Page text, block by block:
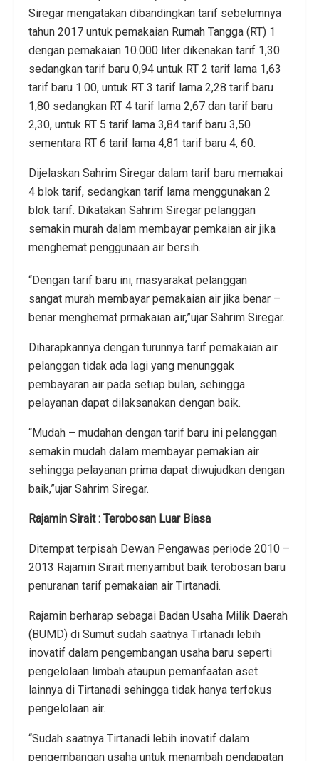
Siregar mengatakan dibandingkan tarif sebelumnya
tahun 2017 untuk pemakaian Rumah Tangga (RT) 1
dengan pemakaian 10.000 liter dikenakan tarif 1,30
sedangkan tarif baru 0,94 untuk RT 2 tarif lama 1,63
tarif baru 1.00, untuk RT 3 tarif lama 2,28 tarif baru
1,80 sedangkan RT 4 tarif lama 2,67 dan tarif baru
2,30, untuk RT 5 tarif lama 3,84 tarif baru 3,50
sementara RT 6 tarif lama 4,81 tarif baru 4, 60.
Dijelaskan Sahrim Siregar dalam tarif baru memakai
4 blok tarif, sedangkan tarif lama menggunakan 2
blok tarif. Dikatakan Sahrim Siregar pelanggan
semakin murah dalam membayar pemkaian air jika
menghemat penggunaan air bersih.
“Dengan tarif baru ini, masyarakat pelanggan
sangat murah membayar pemakaian air jika benar –
benar menghemat prmakaian air,”ujar Sahrim Siregar.
Diharapkannya dengan turunnya tarif pemakaian air
pelanggan tidak ada lagi yang menunggak
pembayaran air pada setiap bulan, sehingga
pelayanan dapat dilaksanakan dengan baik.
“Mudah – mudahan dengan tarif baru ini pelanggan
semakin mudah dalam membayar pemakian air
sehingga pelayanan prima dapat diwujudkan dengan
baik,”ujar Sahrim Siregar.
Rajamin Sirait : Terobosan Luar Biasa
Ditempat terpisah Dewan Pengawas periode 2010 –
2013 Rajamin Sirait menyambut baik terobosan baru
penuranan tarif pemakaian air Tirtanadi.
Rajamin berharap sebagai Badan Usaha Milik Daerah
(BUMD) di Sumut sudah saatnya Tirtanadi lebih
inovatif dalam pengembangan usaha baru seperti
pengelolaan limbah ataupun pemanfaatan aset
lainnya di Tirtanadi sehingga tidak hanya terfokus
pengelolaan air.
“Sudah saatnya Tirtanadi lebih inovatif dalam
pengembangan usaha untuk menambah pendapatan